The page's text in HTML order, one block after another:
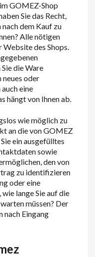
GOMEZ-Shop
Sie das Recht,
dem Kauf zu
Alle nötigen
des Shops.
die Ware
neues oder
eine
hängt von Ihnen ab.
wie möglich zu
an die von GOMEZ
ein ausgefülltes
sowie
den von
zu identifizieren
oder eine
lange Sie auf die
müssen? Der
nach Eingang